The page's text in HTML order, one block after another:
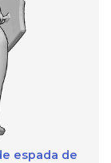
espada de